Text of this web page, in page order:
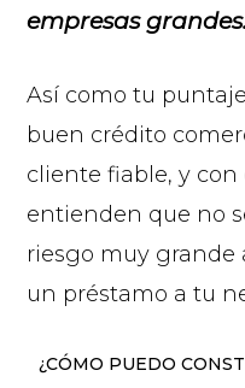
empresas grandes.
Así como tu
buen crédito
cliente fiable, y con
entienden que no
riesgo muy grande
un préstamo a tu
¿CÓMO PUEDO